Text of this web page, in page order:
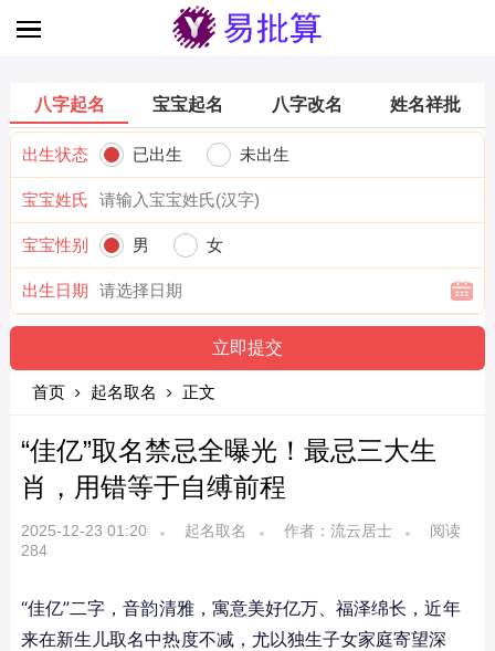
八字起名 宝宝起名 八字改名 姓名祥批
出生状态 已出生 未出生
宝宝姓氏
宝宝性别 男 女
出生日期
首页 起名取名 正文
“佳亿”取名禁忌全曝光！最忌三大生
肖，用错等于自缚前程
2025-12-23 01:20 起名取名 作者：流云居士
阅读
284
“佳亿”二字，音韵清雅，寓意美好亿万、福泽绵长，近年
来在新生儿取名中热度不减，尤以独生子女家庭寄望深